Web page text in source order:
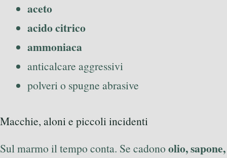
aceto
acido citrico
ammoniaca
anticalcare aggressivi
polveri o spugne abrasive
Macchie, aloni e piccoli incidenti
Sul marmo il tempo conta. Se cadono olio, sapone,